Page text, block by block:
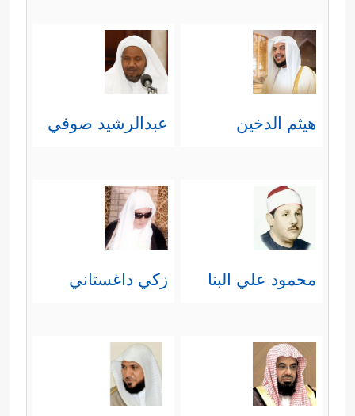
الظالمين بعذابها.
﴿وُجُوهࣱ یَوۡمَىِٕذٍ خَـٰشِعَةٌ﴾
أي: خائفة ذليلة،
وهي وجوه أهل النار.
أهل النار مُقيّدتان بظرفالغاشية
بمعنى أنَّهم يتَعبون وينصبون
الدعوة والكيد بأهلها.
﴿تُسۡقَىٰ مِنۡ عَیۡنٍ ءَانِیَةࣲ﴾أي: من عينٍ
هيثم الدخين عبدالرشيد صوفي
محمود علي البنا زكي داغستاني